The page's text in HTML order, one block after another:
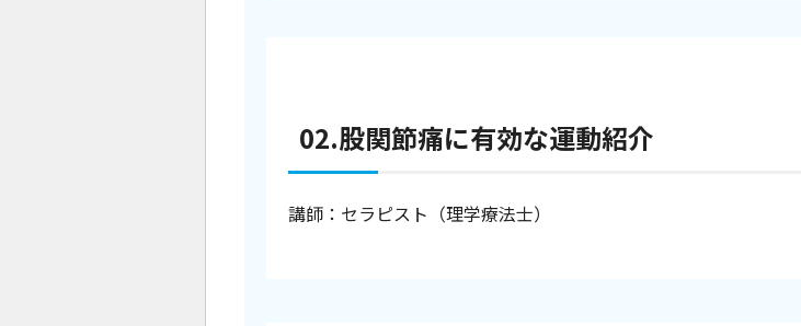
02.股関節痛に有効な運動紹介
講師：セラピスト（理学療法士）